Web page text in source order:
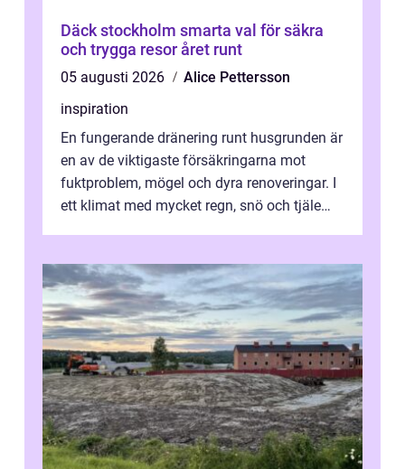
Däck stockholm smarta val för säkra
och trygga resor året runt
05 augusti 2026
Alice Pettersson
inspiration
En fungerande dränering runt husgrunden är
en av de viktigaste försäkringarna mot
fuktproblem, mögel och dyra renoveringar. I
ett klimat med mycket regn, snö och tjäle